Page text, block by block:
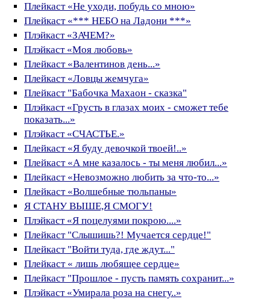
Плейкаст «Не уходи, побудь со мною»
Плейкаст «*** НЕБО на Ладони ***»
Плэйкаст «ЗАЧЕМ?»
Плэйкаст «Моя любовь»
Плейкаст «Валентинов день...»
Плейкаст «Ловцы жемчуга»
Плейкаст "Бабочка Махаон - сказка"
Плэйкаст «Грусть в глазах моих - сможет тебе
показать...»
Плэйкаст «СЧАСТЬЕ.»
Плейкаст «Я буду девочкой твоей!..»
Плейкаст «А мне казалось - ты меня любил...»
Плейкаст «Невозможно любить за что-то...»
Плейкаст «Волшебные тюльпаны»
Я СТАНУ ВЫШЕ,Я СМОГУ!
Плэйкаст «Я поцелуями покрою....»
Плейкаст "Слышишь?! Мучается сердце!"
Плейкаст "Войти туда, где ждут..."
Плейкаст « лишь любящее сердце»
Плейкаст "Прошлое - пусть память сохранит...»
Плэйкаст «Умирала роза на снегу..»